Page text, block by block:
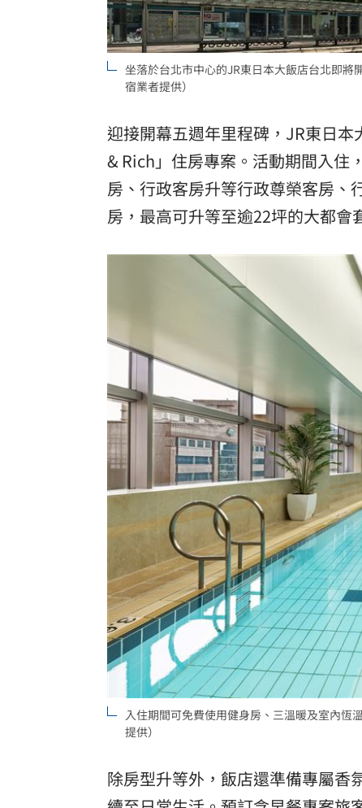
坐落於台北市中心的JR東日本大飯店台北即
宿業者提供）
迎接開幕五週年里程碑，JR東日
& Rich」住房專案。活動期間入住
房、行政客房升等行政尊榮客房、
房，最高可升等至逾22坪的大都會
入住期間可免費使用健身房、三溫暖及室內恆
提供）
除房型升等外，飯店還準備專屬香